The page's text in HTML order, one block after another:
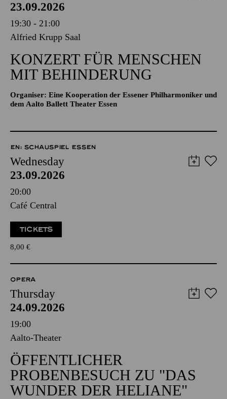
23.09.2026
19:30 - 21:00
Alfried Krupp Saal
KONZERT FÜR MENSCHEN
MIT BEHINDERUNG
Organiser: Eine Kooperation der Essener Philharmoniker und
dem Aalto Ballett Theater Essen
EN: SCHAUSPIEL ESSEN
Wednesday
23.09.2026
20:00
Café Central
TICKETS
8,00 €
OPERA
Thursday
24.09.2026
19:00
Aalto-Theater
ÖFFENTLICHER
PROBENBESUCH ZU "DAS
WUNDER DER HELIANE"